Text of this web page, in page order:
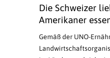
Die Schweizer
Amerikaner
Gemäß der UNO-